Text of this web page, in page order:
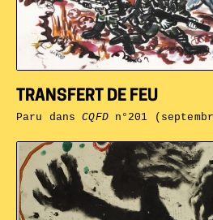
TRANSFERT DE FEU
Paru dansCQFDn°201